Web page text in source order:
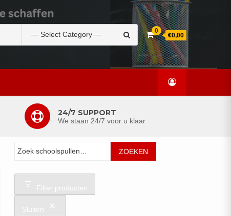
naar:
0
€0,00
24/7 SUPPORT
We staan 24/7 voor u klaar
ZOEKEN
Filter producten
Sluiten